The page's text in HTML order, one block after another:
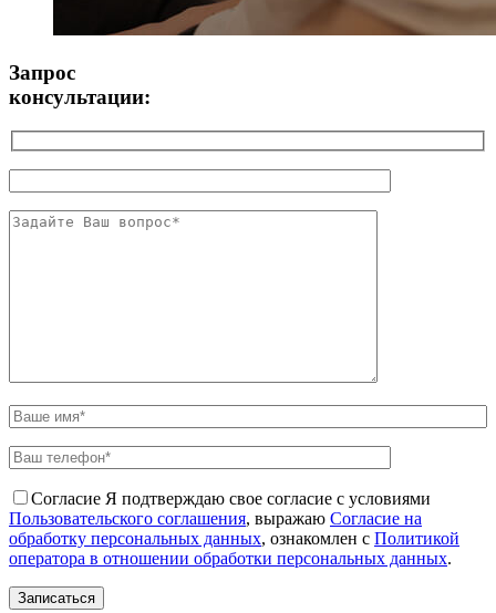
Запрос
консультации:
Согласие Я подтверждаю свое согласие с условиями
Пользовательского соглашения, выражаю Согласие на
обработку персональных данных, ознакомлен с Политикой
оператора в отношении обработки персональных данных.